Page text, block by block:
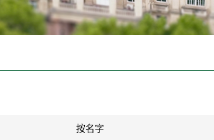
按名字